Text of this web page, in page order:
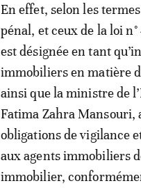
En effet, selon les
pénal, et ceux de la loi
est désignée en tant
immobiliers en matière
ainsi que la ministre de
Fatima Zahra Mansouri,
obligations de vigilance
aux agents immobiliers
immobilier,